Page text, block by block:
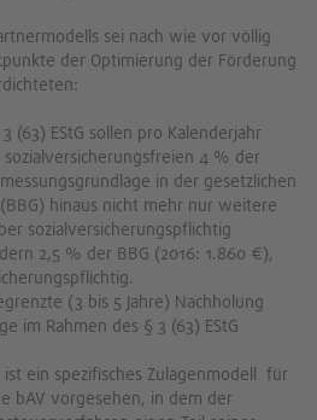
sei nach wie vor völlig
der Optimierung der Förderung
(63) EStG sollen pro Kalenderjahr
4 % der
in der gesetzlichen
hinaus nicht mehr nur weitere
sozialversicherungspflichtig
2,5 % der BBG (2016: 1.860 €),
(3 bis 5 Jahre) Nachholung
im Rahmen des § 3 (63) EStG
ein spezifisches Zulagenmodell für
bAV vorgesehen, in dem der